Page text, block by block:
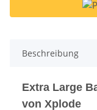
Beschreibung
Extra Large
von Xplode